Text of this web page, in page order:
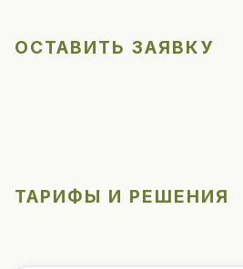
ОСТАВИТЬ ЗАЯВКУ
ТАРИФЫ И РЕШЕНИЯ